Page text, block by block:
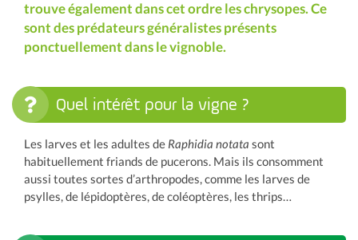
trouve également dans cet ordre les chrysopes. Ce
sont des prédateurs généralistes présents
ponctuellement dans le vignoble.
Quel intérêt pour la vigne ?
Les larves et les adultes de Raphidia notata sont
habituellement friands de pucerons. Mais ils consomment
aussi toutes sortes d’arthropodes, comme les larves de
psylles, de lépidoptères, de coléoptères, les thrips…